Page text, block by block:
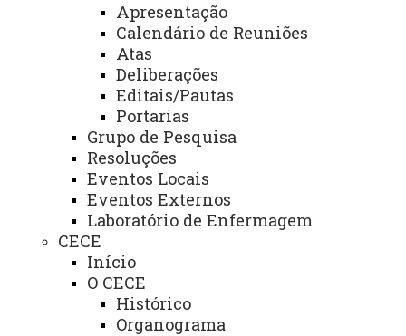
Apresentação
Calendário de Reuniões
Atas
Deliberações
Editais/Pautas
Portarias
Grupo de Pesquisa
Resoluções
Eventos Locais
Eventos Externos
Laboratório de Enfermagem
CECE
Início
O CECE
Histórico
Organograma
Acesso Restrito (Editores do Portal)
Arquivo Virtual
Identidade Visual
Mapa do Site
Ouvidoria
Portal Office 365